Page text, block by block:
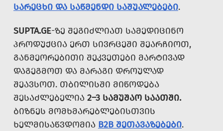
ᲡᲐᲠᲔᲪᲮᲘ ᲓᲐ ᲡᲐᲬᲛᲔᲜᲓᲘ ᲡᲐᲨᲣᲐᲚᲔᲑᲔᲑᲘ.
SUPTA.GE-ᲖᲔ ᲨᲔᲒᲘᲫᲚᲘᲐᲗ ᲡᲐᲛᲔᲓᲘᲪᲘᲜᲝ
ᲞᲠᲝᲓᲣᲥᲪᲘᲐ ᲔᲠᲗ ᲡᲘᲕᲠᲪᲔᲨᲘ ᲨᲔᲐᲠᲩᲘᲝᲗ,
ᲒᲐᲜᲛᲔᲝᲠᲔᲑᲘᲗᲘ ᲨᲔᲙᲕᲔᲗᲔᲑᲘ ᲛᲐᲠᲢᲘᲕᲐᲓ
ᲓᲐᲒᲔᲒᲛᲝᲗ ᲓᲐ ᲛᲐᲠᲐᲒᲘ ᲓᲠᲝᲣᲚᲐᲓ
ᲨᲔᲐᲕᲡᲝᲗ. ᲗᲑᲘᲚᲘᲡᲨᲘ ᲛᲘᲬᲝᲓᲔᲑᲐ
ᲨᲔᲡᲐᲫᲚᲔᲑᲔᲚᲘᲐ 2–3 ᲡᲐᲛᲣᲨᲐᲝ ᲡᲐᲐᲗᲨᲘ.
ᲑᲘᲖᲜᲔᲡ ᲛᲝᲛᲮᲛᲐᲠᲔᲑᲚᲔᲑᲘᲡᲗᲕᲘᲡ
ᲮᲔᲚᲛᲘᲡᲐᲬᲕᲓᲝᲛᲘᲐ B2B ᲨᲔᲗᲐᲕᲐᲖᲔᲑᲔᲑᲘ.